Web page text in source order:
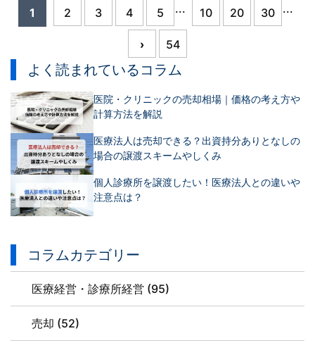
よく読まれているコラム
医院・クリニックの売却相場｜価格の考え方や
計算方法を解説
医療法人は売却できる？出資持分ありとなしの
場合の譲渡スキームやしくみ
個人診療所を譲渡したい！医療法人との違いや
注意点は？
コラムカテゴリー
医療経営・診療所経営 (95)
売却 (52)
1 2 3 4 5 ... 10 20 30 ...
› 54